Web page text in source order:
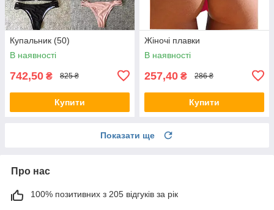
Купальник (50)
В наявності
742,50 ₴ 825 ₴
Купити
Жіночі плавки
В наявності
257,40 ₴ 286 ₴
Купити
Показати ще
Про нас
100% позитивних з 205 відгуків за рік